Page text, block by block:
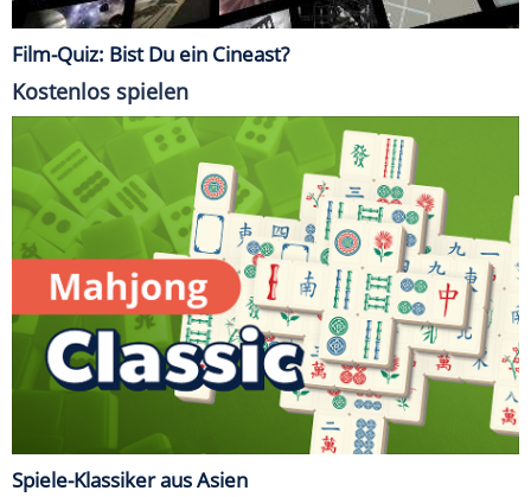
Film-Quiz: Bist Du ein Cineast?
Kostenlos spielen
Spiele-Klassiker aus Asien